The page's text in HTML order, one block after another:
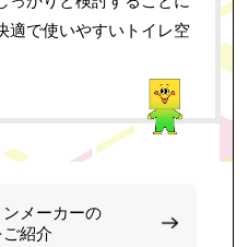
適で使いやすいトイレ空
メーカーの
紹介